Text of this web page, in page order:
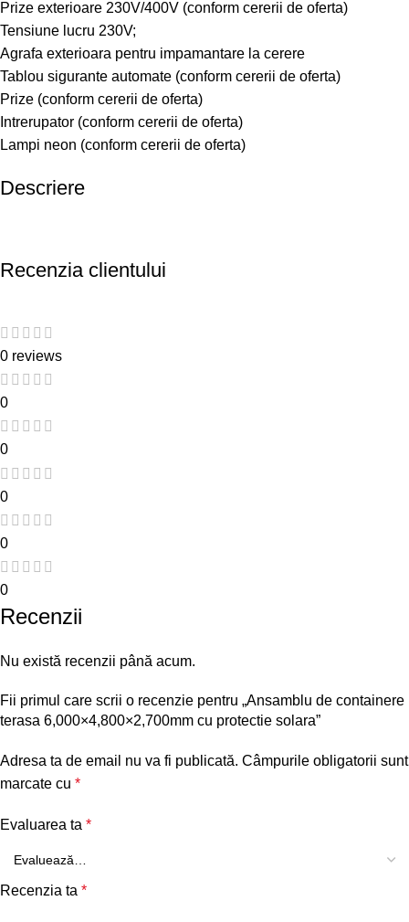
Prize exterioare 230V/400V (conform cererii de oferta)
Tensiune lucru 230V;
Agrafa exterioara pentru impamantare la cerere
Tablou sigurante automate (conform cererii de oferta)
Prize (conform cererii de oferta)
Intrerupator (conform cererii de oferta)
Lampi neon (conform cererii de oferta)
Descriere
Recenzia clientului
0 reviews
0
0
0
0
0
Recenzii
Nu există recenzii până acum.
Fii primul care scrii o recenzie pentru „Ansamblu de containere
terasa 6,000×4,800×2,700mm cu protectie solara”
Adresa ta de email nu va fi publicată. Câmpurile obligatorii sunt
marcate cu *
Evaluarea ta *
Recenzia ta *